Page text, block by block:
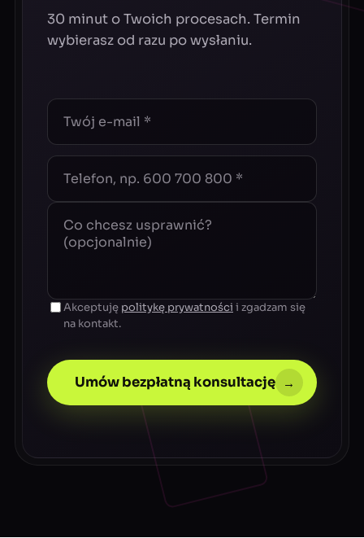
30 minut o Twoich procesach. Termin
wybierasz od razu po wysłaniu.
Akceptuję politykę prywatności i zgadzam się
na kontakt.
Umów bezpłatną konsultację →